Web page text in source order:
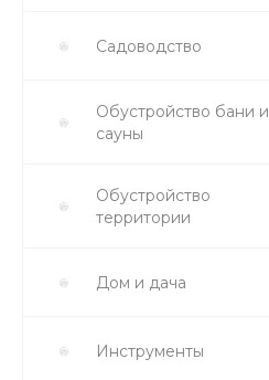
Садоводство
Обустройство бани и
сауны
Обустройство
территории
Дом и дача
Инструменты